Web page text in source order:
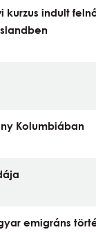
kurzus indult
Kolumbiában
emigráns